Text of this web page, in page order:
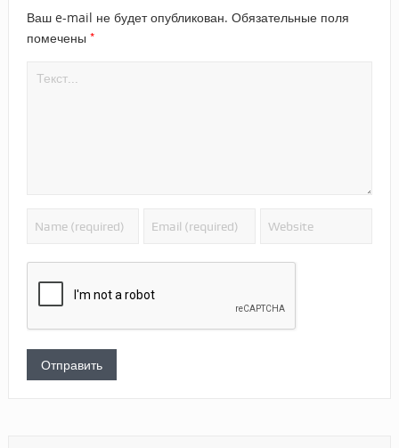
Ваш e-mail не будет опубликован. Обязательные поля
помечены *